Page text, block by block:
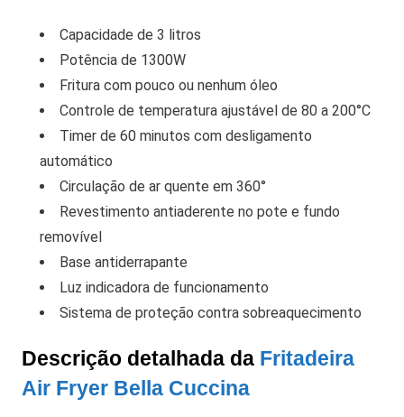
Capacidade de 3 litros
Potência de 1300W
Fritura com pouco ou nenhum óleo
Controle de temperatura ajustável de 80 a 200°C
Timer de 60 minutos com desligamento
automático
Circulação de ar quente em 360°
Revestimento antiaderente no pote e fundo
removível
Base antiderrapante
Luz indicadora de funcionamento
Sistema de proteção contra sobreaquecimento
Descrição detalhada da Fritadeira
Air Fryer Bella Cuccina